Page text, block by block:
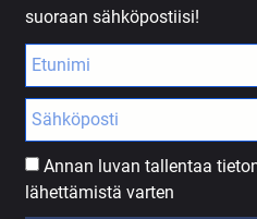
suoraan sähköpostiisi!
Annan luvan tallentaa
lähettämistä varten